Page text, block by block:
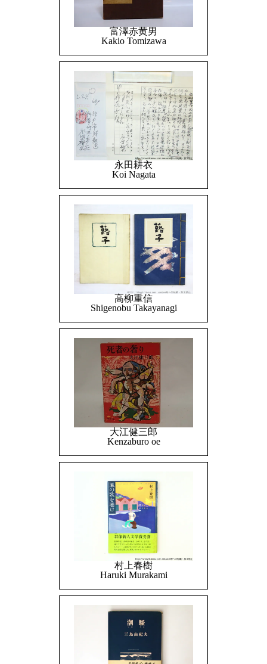
富澤赤黄男
Kakio Tomizawa
永田耕衣
Koi Nagata
高柳重信
Shigenobu Takayanagi
大江健三郎
Kenzaburo oe
村上春樹
Haruki Murakami